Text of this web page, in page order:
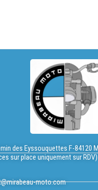
des Eyssouquettes F-84120
sur place uniquement sur RDV)
moto.com